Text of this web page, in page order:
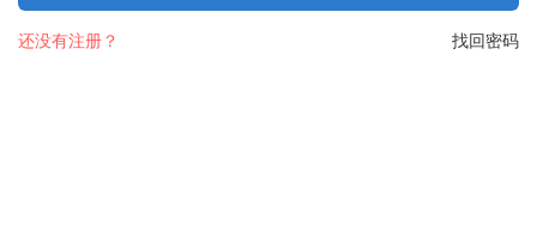
找回密码
还没有注册？